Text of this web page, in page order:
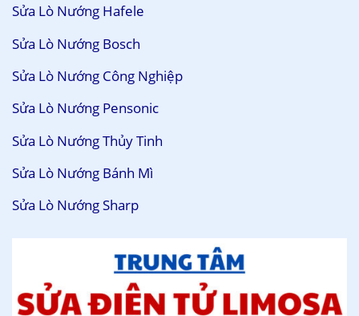
Sửa Lò Nướng Hafele
Sửa Lò Nướng Bosch
Sửa Lò Nướng Công Nghiệp
Sửa Lò Nướng Pensonic
Sửa Lò Nướng Thủy Tinh
Sửa Lò Nướng Bánh Mì
Sửa Lò Nướng Sharp